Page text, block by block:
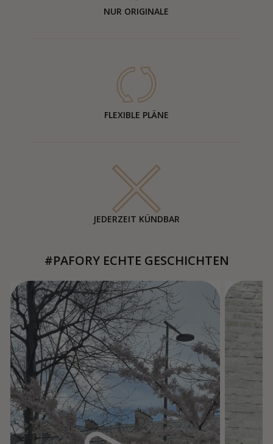
NUR ORIGINALE
FLEXIBLE PLÄNE
JEDERZEIT KÜNDBAR
#PAFORY ECHTE GESCHICHTEN